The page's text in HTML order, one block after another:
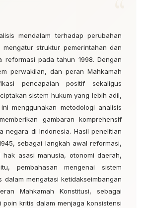
mendalam terhadap perubahan
struktur pemerintahan dan
pada tahun 1998. Dengan
perwakilan, dan peran Mahkamah
pencapaian positif sekaligus
sistem hukum yang lebih adil,
menggunakan metodologi analisis
gambaran komprehensif
negara di Indonesia. Hasil penelitian
sebagai langkah awal reformasi,
asasi manusia, otonomi daerah,
pembahasan mengenai sistem
dalam mengatasi ketidakseimbangan
Mahkamah Konstitusi, sebagai
kritis dalam menjaga konsistensi